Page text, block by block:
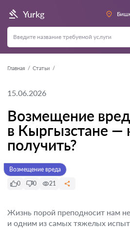
Yurkg
Главная Статьи
15.06.2026
Возмещение
в Кыргызстане —
получить?
Возмещение вреда
0
0 21
Жизнь порой преподносит нам
и одним из самых тяжелых